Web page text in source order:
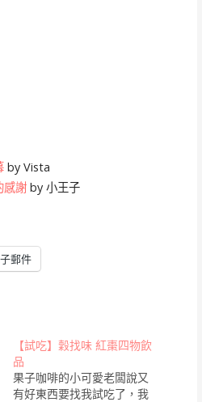
by Vista
感謝by 小王子
郵件
【試吃】穀找味 紅棗四物飲
品
果子咖啡的小可愛老闆說又
有好東西要找我試吃了，我